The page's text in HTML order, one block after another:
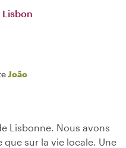
João
Lisbonne. Nous avons
que sur la vie locale. Une